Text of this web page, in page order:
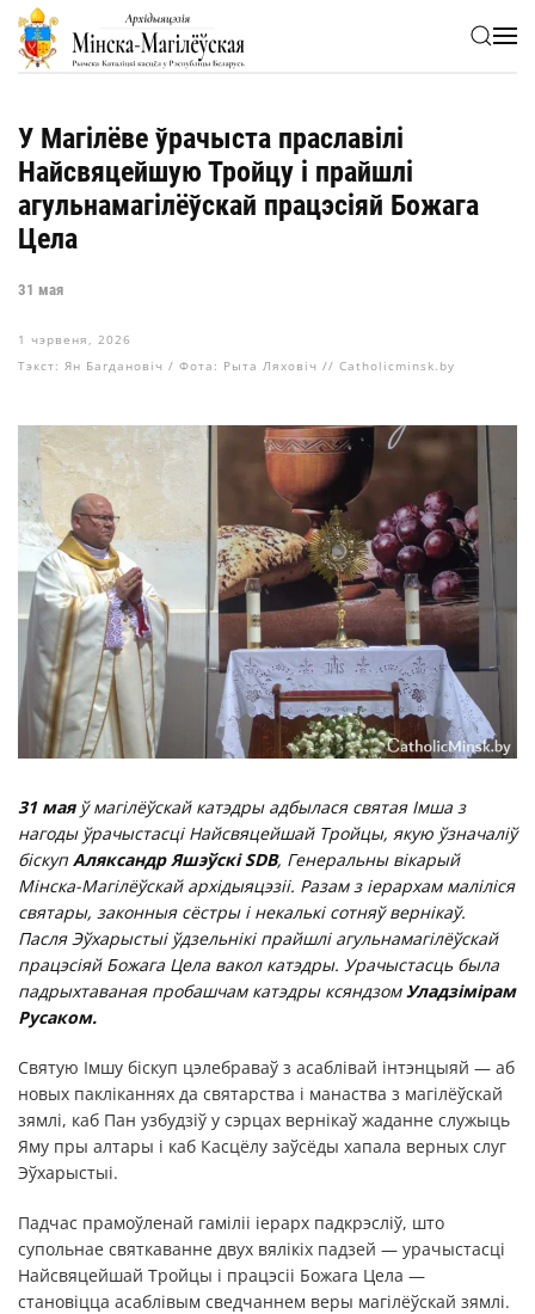
Skip to main content
У Магілёве ўрачыста праславілі
Найсвяцейшую Тройцу і прайшлі
агульнамагілёўскай працэсіяй Божага
Цела
31 мая
1 чэрвеня, 2026
Тэкст: Ян Багдановіч / Фота: Рыта Ляховіч // Catholicminsk.by
31 маяў магілёўскай катэдры адбылася святая Імша з
нагоды ўрачыстасці Найсвяцейшай Тройцы, якую ўзначаліў
біскупАляксандр Яшэўскі SDB, Генеральны вікарый
Мінска-Магілёўскай архідыяцэзіі. Разам з іерархам маліліся
святары, законныя сёстры і некалькі сотняў вернікаў.
Пасля Эўхарыстыі ўдзельнікі прайшлі агульнамагілёўскай
працэсіяй Божага Цела вакол катэдры. Урачыстасць была
падрыхтаваная пробашчам катэдры ксяндзом Уладзімірам
Русаком.
Святую Імшу біскуп цэлебраваў з асаблівай інтэнцыяй — аб
новых пакліканнях да святарства і манаства з магілёўскай
зямлі, каб Пан узбудзіў у сэрцах вернікаў жаданне служыць
Яму пры алтары і каб Касцёлу заўсёды хапала верных слуг
Эўхарыстыі.
Падчас прамоўленай гаміліі іерарх падкрэсліў, што
супольнае святкаванне двух вялікіх падзей — урачыстасці
Найсвяцейшай Тройцы і працэсіі Божага Цела —
становіцца асаблівым сведчаннем веры магілёўскай зямлі.